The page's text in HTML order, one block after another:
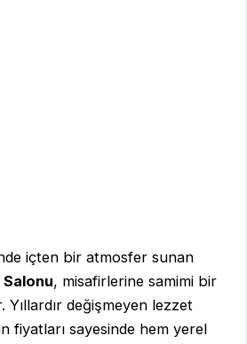
içten bir atmosfer sunan
, misafirlerine samimi bir
Yıllardır değişmeyen lezzet
fiyatları sayesinde hem yerel